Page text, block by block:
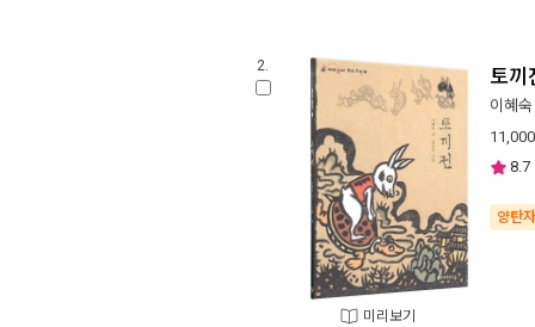
2.
미리보기
토끼
이혜숙
11,000
8.7
양탄